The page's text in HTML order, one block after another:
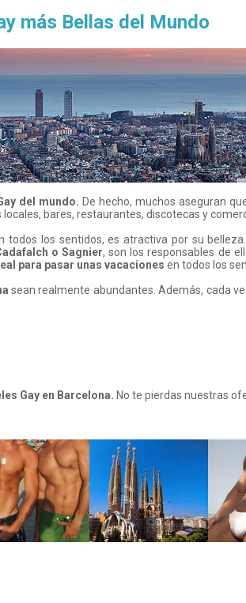
más Bellas del Mundo
del mundo. De hecho, muchos aseguran
bares, restaurantes, discotecas y
los sentidos, es atractiva por su
o Sagnier, son los responsables de
para pasar unas vacaciones en todos los
sean realmente abundantes. Además, cada
Gay en Barcelona. No te pierdas nuestras